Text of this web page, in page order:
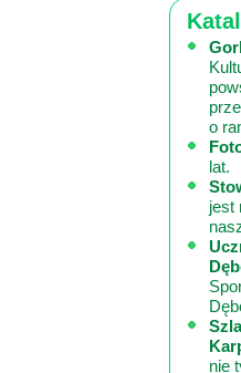
o
lat.
jest
nie